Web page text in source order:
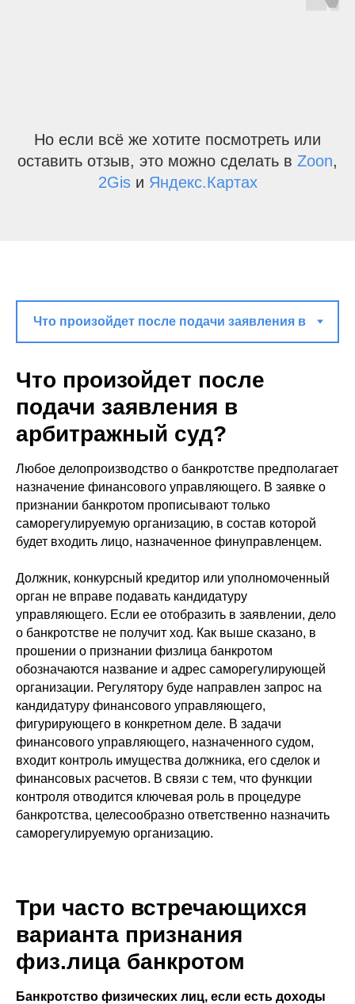
Но если всё же хотите посмотреть или
оставить отзыв, это можно сделать в Zoon,
2Gisи Яндекс.Картах
Что произойдет после
подачи заявления в
арбитражный суд?
Любое делопроизводство о банкротстве предполагает
назначение финансового управляющего. В заявке о
признании банкротом прописывают только
саморегулируемую организацию, в состав которой
будет входить лицо, назначенное финуправленцем.
Должник, конкурсный кредитор или уполномоченный
орган не вправе подавать кандидатуру
управляющего. Если ее отобразить в заявлении, дело
о банкротстве не получит ход. Как выше сказано, в
прошении о признании физлица банкротом
обозначаются название и адрес саморегулирующей
организации. Регулятору буде направлен запрос на
кандидатуру финансового управляющего,
фигурирующего в конкретном деле. В задачи
финансового управляющего, назначенного судом,
входит контроль имущества должника, его сделок и
финансовых расчетов. В связи с тем, что функции
контроля отводится ключевая роль в процедуре
банкротства, целесообразно ответственно назначить
саморегулируемую организацию.
Три часто встречающихся
варианта признания
физ.лица банкротом
Банкротство физических лиц, если есть доходы